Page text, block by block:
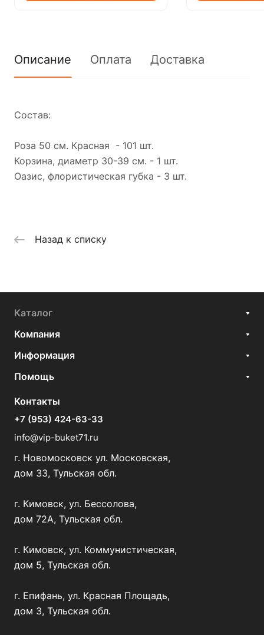
Описание Оплата Доставка
Состав:
Роза 50 см. Красная - 101 шт.
Корзина, диаметр 30-39 см. - 1 шт.
Оазис, флористическая губка - 3 шт.
Назад к списку
Каталог
Компания
Информация
Помощь
Контакты
+7 (953) 424-63-33
info@vip-buket71.ru
г. Новомосковск ул. Московская,
дом 33, Тульская обл.
г. Кимовск, ул. Бессолова,
дом 72А, Тульская обл.
г. Кимовск, ул. Коммунистическая,
дом 5, Тульская обл.
г. Епифань, ул. Красная Площадь,
дом 3, Тульская обл.